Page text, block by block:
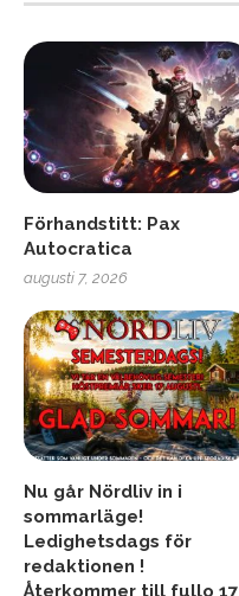
Förhandstitt: Pax
Autocratica
augusti 7, 2026
Nu går Nördliv in i
sommarläge!
Ledighetsdags för
redaktionen !